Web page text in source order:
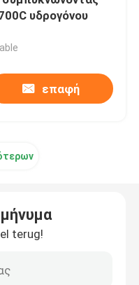
υδρογόνου
επαφή
terug!